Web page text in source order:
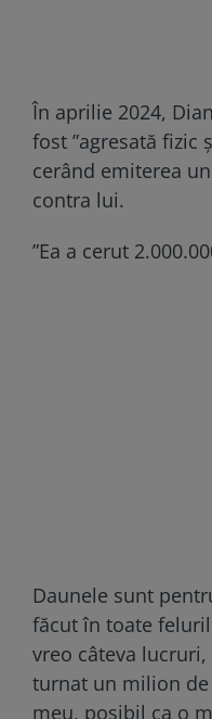
În aprilie 2024,
fost ”agresată fizic
cerând emiterea
contra lui.
”Ea a cerut
Daunele sunt
făcut în toate
vreo câteva lucruri,
turnat un milion
meu, posibil ca o